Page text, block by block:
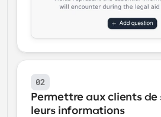
02
Permettre aux clients
leurs informations